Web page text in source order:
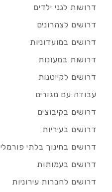
דרושות לגני ילדים
דרושים לצהרונים
דרושים במועדוניות
דרושות במעונות
דרושים לקייטנות
עבודה עם מגורים
דרושים בקיבוצים
דרושים בעיריות
דרושים בחינוך בלתי פורמלי
דרושים בעמותות
דרושים לחברות עירוניות